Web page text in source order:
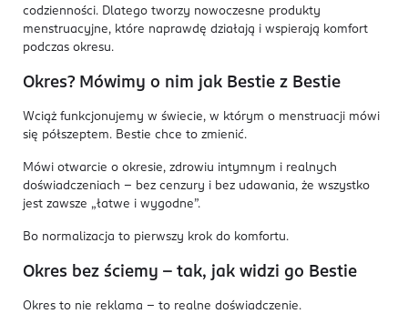
codzienności. Dlatego tworzy nowoczesne produkty
menstruacyjne, które naprawdę działają i wspierają komfort
podczas okresu.
Okres? Mówimy o nim jak Bestie z Bestie
Wciąż funkcjonujemy w świecie, w którym o menstruacji mówi
się półszeptem. Bestie chce to zmienić.
Mówi otwarcie o okresie, zdrowiu intymnym i realnych
doświadczeniach – bez cenzury i bez udawania, że wszystko
jest zawsze „łatwe i wygodne”.
Bo normalizacja to pierwszy krok do komfortu.
Okres bez ściemy – tak, jak widzi go Bestie
Okres to nie reklama - to realne doświadczenie.